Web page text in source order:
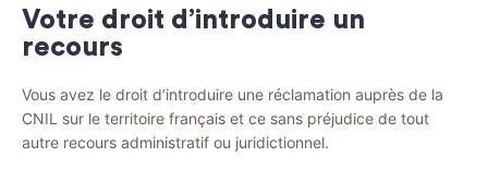
Votre droit d’introduire un
recours
Vous avez le droit d’introduire une réclamation auprès de la
CNIL sur le territoire français et ce sans préjudice de tout
autre recours administratif ou juridictionnel.